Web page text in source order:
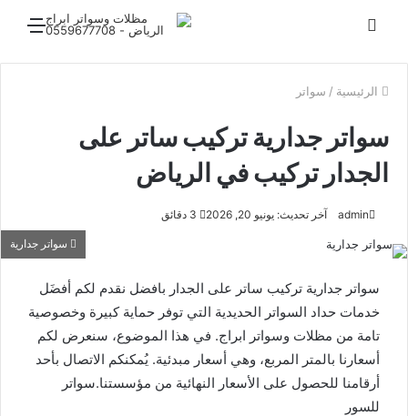
الرئيسية / سواتر
سواتر جدارية تركيب ساتر على
الجدار تركيب في الرياض
admin آخر تحديث: يونيو 20, 2026
سواتر جدارية
سواتر جدارية تركيب ساتر على الجدار بافضل نقدم لكم أفضَل
خدمات حداد السواتر الحديدية التي توفر حماية كبيرة وخصوصية
تامة من مظلات وسواتر ابراج. في هذا الموضوع، سنعرض لكم
أسعارنا بالمتر المربع، وهي أسعار مبدئية. يُمكنكم الاتصال بأحد
أرقامنا للحصول على الأسعار النهائية من مؤسستنا.سواتر
للسور